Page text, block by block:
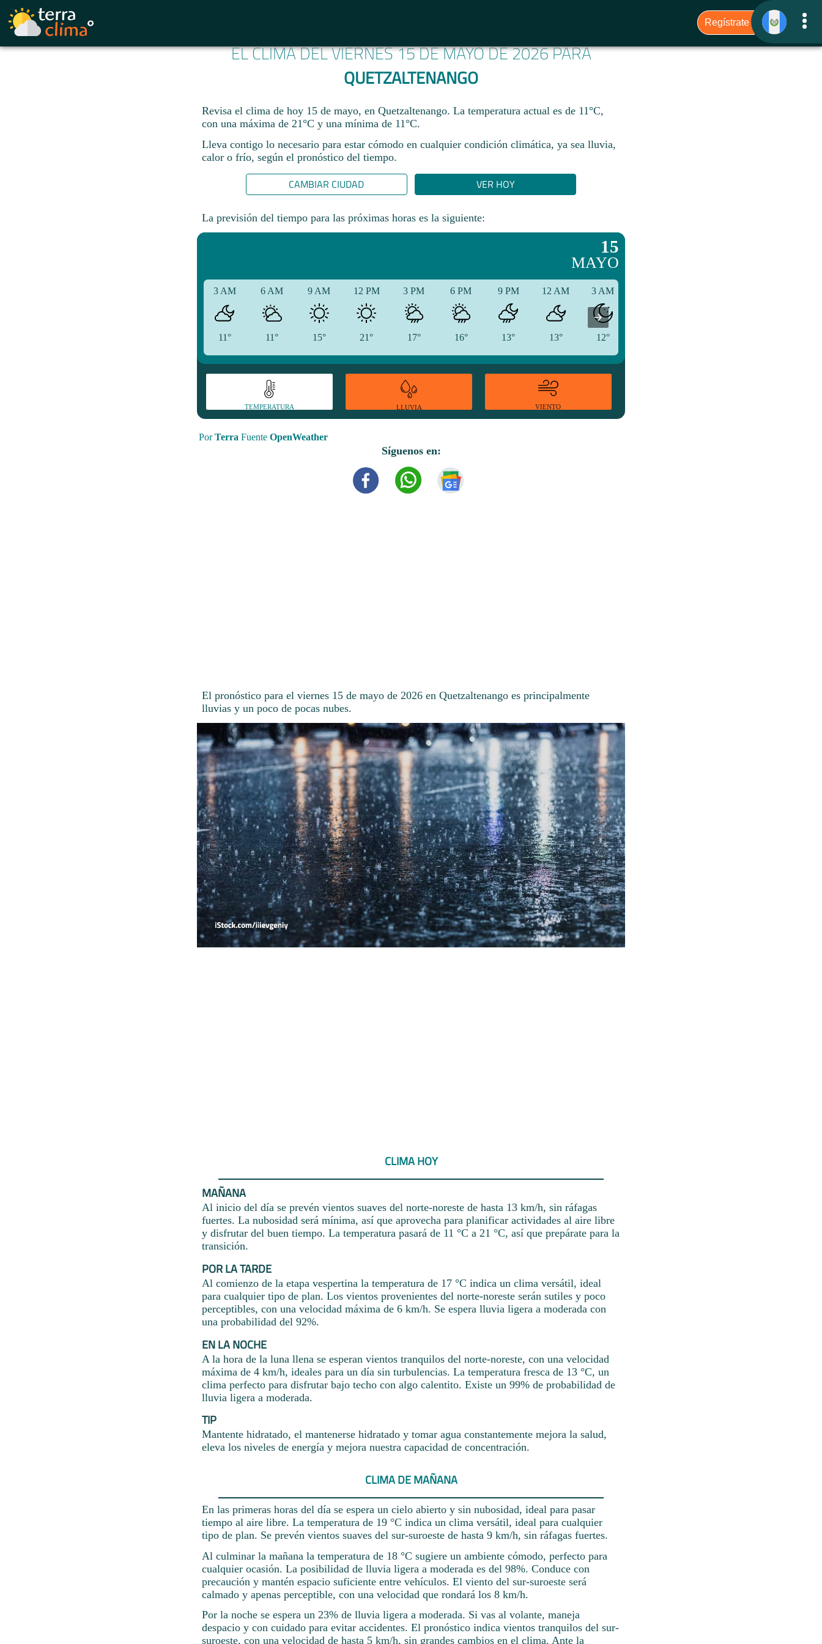
EL CLIMA DEL VIERNES 15 DE MAYO DE 2026 PARA
QUETZALTENANGO
Revisa el clima de hoy 15 de mayo, en Quetzaltenango. La temperatura actual es de 11°C,
con una máxima de 21°C y una mínima de 11°C.​
Lleva contigo lo necesario para estar cómodo en cualquier condición climática, ya sea lluvia,
calor o frío, según el pronóstico del tiempo.
CAMBIAR CIUDAD VER HOY
La previsión del tiempo para las próximas horas es la siguiente:
15
MAYO
3 AM
11°
6 AM
11°
9 AM
15°
12 PM
21°
3 PM
17°
6 PM
16°
9 PM
13°
12 AM
13°
3 AM
12°
TEMPERATURA LLUVIA VIENTO
PorTerra Fuente OpenWeather
Síguenos en:
El pronóstico para el viernes 15 de mayo de 2026 en Quetzaltenango es principalmente
lluvias y un poco de pocas nubes.
CLIMA HOY
MAÑANA
Al inicio del día se prevén vientos suaves del norte-noreste de hasta 13 km/h, sin ráfagas
fuertes. La nubosidad será mínima, así que aprovecha para planificar actividades al aire libre
y disfrutar del buen tiempo. La temperatura pasará de 11 °C a 21 °C, así que prepárate para la
transición.
POR LA TARDE
Al comienzo de la etapa vespertina la temperatura de 17 °C indica un clima versátil, ideal
para cualquier tipo de plan. Los vientos provenientes del norte-noreste serán sutiles y poco
perceptibles, con una velocidad máxima de 6 km/h. Se espera lluvia ligera a moderada con
una probabilidad del 92%.
EN LA NOCHE
A la hora de la luna llena se esperan vientos tranquilos del norte-noreste, con una velocidad
máxima de 4 km/h, ideales para un día sin turbulencias. La temperatura fresca de 13 °C, un
clima perfecto para disfrutar bajo techo con algo calentito. Existe un 99% de probabilidad de
lluvia ligera a moderada.
TIP
Mantente hidratado, el mantenerse hidratado y tomar agua constantemente mejora la salud,
eleva los niveles de energía y mejora nuestra capacidad de concentración.
CLIMA DE MAÑANA
En las primeras horas del día se espera un cielo abierto y sin nubosidad, ideal para pasar
tiempo al aire libre. La temperatura de 19 °C indica un clima versátil, ideal para cualquier
tipo de plan. Se prevén vientos suaves del sur-suroeste de hasta 9 km/h, sin ráfagas fuertes.
Al culminar la mañana la temperatura de 18 °C sugiere un ambiente cómodo, perfecto para
cualquier ocasión. La posibilidad de lluvia ligera a moderada es del 98%. Conduce con
precaución y mantén espacio suficiente entre vehículos. El viento del sur-suroeste será
calmado y apenas perceptible, con una velocidad que rondará los 8 km/h.
Por la noche se espera un 23% de lluvia ligera a moderada. Si vas al volante, maneja
despacio y con cuidado para evitar accidentes. El pronóstico indica vientos tranquilos del sur-
suroeste, con una velocidad de hasta 5 km/h, sin grandes cambios en el clima. Ante la